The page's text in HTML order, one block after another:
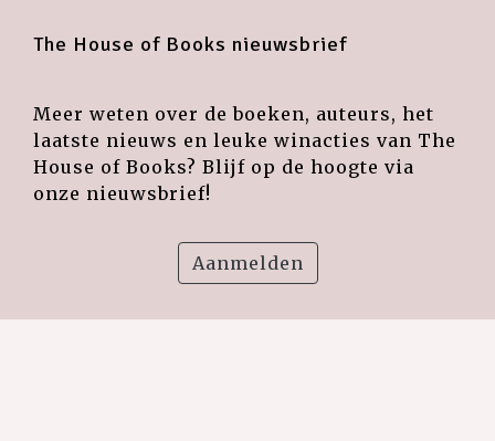
The House of Books nieuwsbrief
Meer weten over de boeken, auteurs, het
laatste nieuws en leuke winacties van The
House of Books? Blijf op de hoogte via
onze nieuwsbrief!
Aanmelden